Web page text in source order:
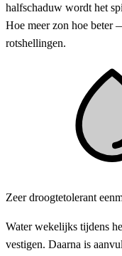
halfschaduw wordt het
Hoe meer zon hoe beter
rotshellingen.
Zeer droogtetolerant
Water wekelijks tijdens
vestigen. Daarna is